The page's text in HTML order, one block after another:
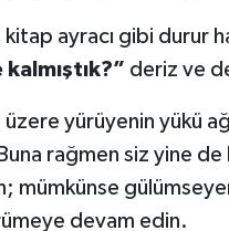
ayracı gibi durur
deriz ve
yürüyenin yükü
rağmen siz yine de
mümkünse
devam edin.